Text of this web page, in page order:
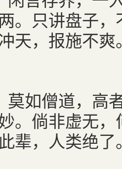
。只讲盘子
天，报施不
莫如僧道，高
。倘非虚无
辈，人类绝